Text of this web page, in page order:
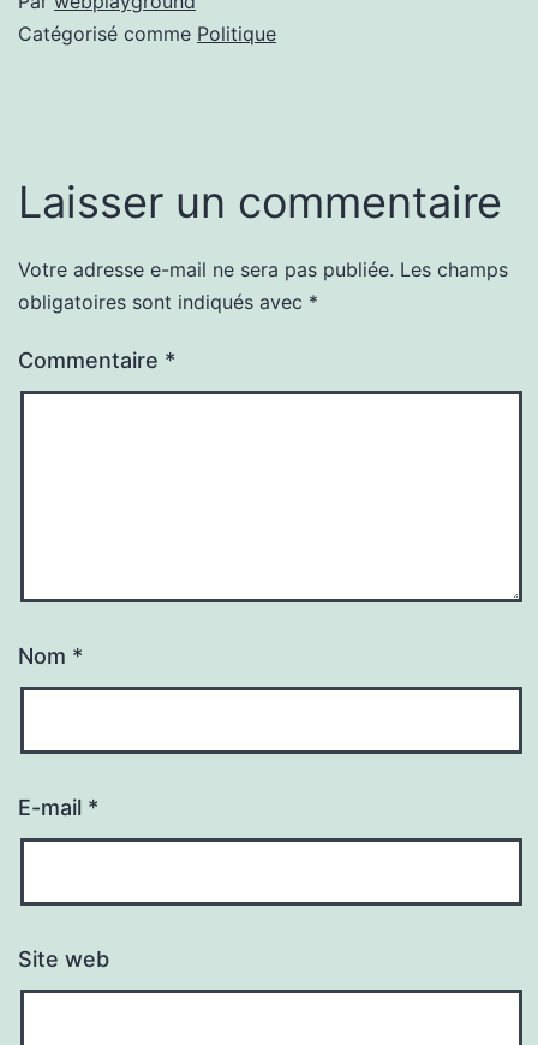
Catégorisé comme Politique
Laisser un commentaire
Votre adresse e-mail ne sera pas publiée. Les champs
obligatoires sont indiqués avec *
Commentaire *
Nom *
E-mail *
Site web